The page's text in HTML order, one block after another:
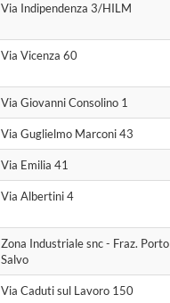
Via Indipendenza 3/HILM
Via Vicenza 60
Via Giovanni Consolino 1
Via Guglielmo Marconi 43
Via Emilia 41
Via Albertini 4
Zona Industriale snc - Fraz. Porto
Salvo
Via Caduti sul Lavoro 150